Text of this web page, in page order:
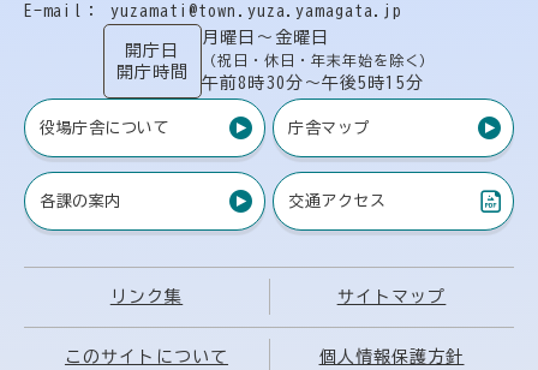
E-mail： yuzamati@town.yuza.yamagata.jp
開庁日
開庁時間
月曜日〜金曜日
（祝日・休日・年末年始を除く）
午前8時30分〜午後5時15分
役場庁舎について 庁舎マップ
各課の案内 交通アクセス
（PDF）
リンク集 サイトマップ
このサイトについて 個人情報保護方針